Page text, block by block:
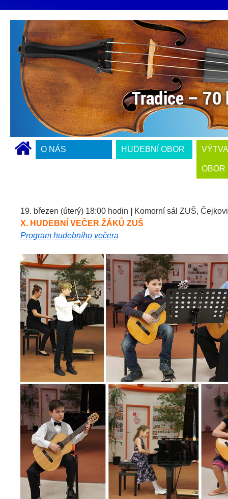
O NÁS HUDEBNÍ OBOR
OBOR
19. březen (úterý) 18:00 hodin
Komorní sál ZUŠ,
X. HUDEBNÍ VEČER ŽÁKŮ ZUŠ
Program hudebního večera